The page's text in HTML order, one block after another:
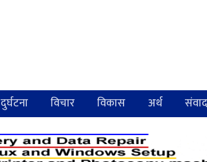
दुर्घटना विचार विकास अर्थ संवाद